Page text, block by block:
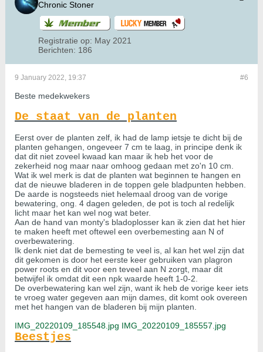
Chronic Stoner
Registratie op: May 2021
Berichten: 186
#6
9 January 2022, 19:37
Beste medekwekers
De staat van de planten
Eerst over de planten zelf, ik had de lamp ietsje te dicht bij de
planten gehangen, ongeveer 7 cm te laag, in principe denk ik
dat dit niet zoveel kwaad kan maar ik heb het voor de
zekerheid nog maar naar omhoog gedaan met zo'n 10 cm.
Wat ik wel merk is dat de planten wat beginnen te hangen en
dat de nieuwe bladeren in de toppen gele bladpunten hebben.
De aarde is nogsteeds niet helemaal droog van de vorige
bewatering, ong. 4 dagen geleden, de pot is toch al redelijk
licht maar het kan wel nog wat beter.
Aan de hand van monty's bladoplosser kan ik zien dat het hier
te maken heeft met oftewel een overbemesting aan N of
overbewatering.
Ik denk niet dat de bemesting te veel is, al kan het wel zijn dat
dit gekomen is door het eerste keer gebruiken van plagron
power roots en dit voor een teveel aan N zorgt, maar dit
betwijfel ik omdat dit een npk waarde heeft 1-0-2.
De overbewatering kan wel zijn, want ik heb de vorige keer iets
te vroeg water gegeven aan mijn dames, dit komt ook overeen
met het hangen van de bladeren bij mijn planten.
IMG_20220109_185548.jpg IMG_20220109_185557.jpg
Beestjes